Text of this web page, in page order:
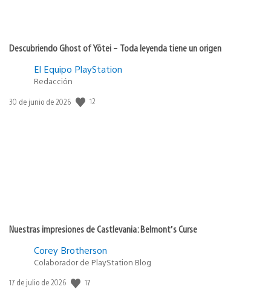
Descubriendo Ghost of Yōtei – Toda leyenda tiene un origen
El Equipo PlayStation
Redacción
Fecha
30 de junio de 2026 12
Nuestras impresiones de Castlevania: Belmont’s Curse
Corey Brotherson
Colaborador de PlayStation Blog
Fecha
17 de julio de 2026 17